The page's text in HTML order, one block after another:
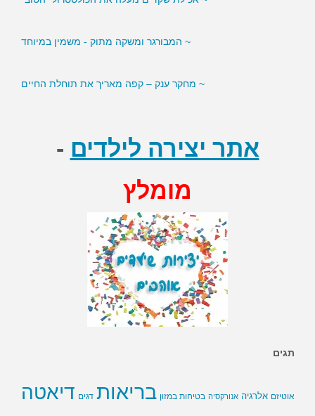
~ מחקר ענק – קפה מאריך את תוחלת החיים
אתר יצירה לילדים -
מומלץ
תגים
אוטיזם אלרגיה אנורקסיה בטיחות במזון בריאות דגים דיאטה